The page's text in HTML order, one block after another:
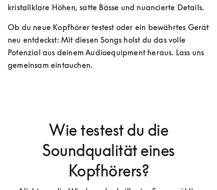
kristallklare Höhen, satte Bässe und nuancierte Details.
Ob du neue Kopfhörer testest oder ein bewährtes Gerät
neu entdeckst: Mit diesen Songs holst du das volle
Potenzial aus deinem Audioequipment heraus. Lass uns
gemeinsam eintauchen.
Wie testest du die
Soundqualität eines
Kopfhörers?